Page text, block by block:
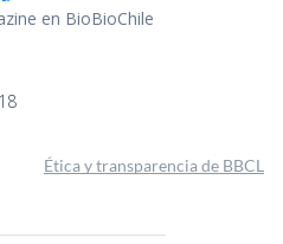
en BioBioChile
Ética y transparencia de BBCL